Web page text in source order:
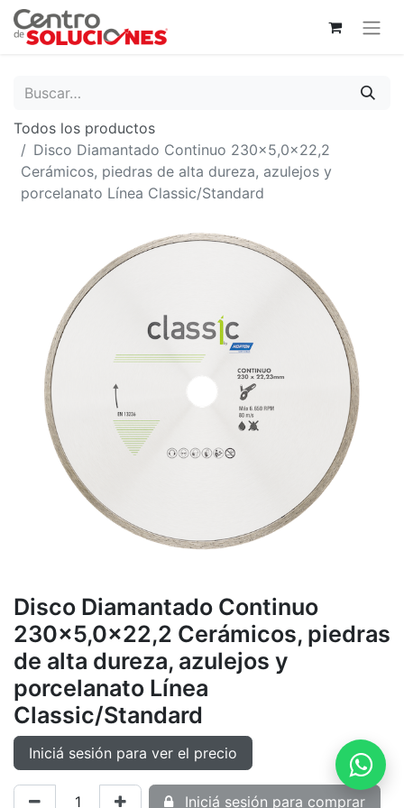
Todos los productos
Disco Diamantado Continuo 230x5,0x22,2
Cerámicos, piedras de alta dureza, azulejos y
porcelanato Línea Classic/Standard
Disco Diamantado Continuo
230x5,0x22,2 Cerámicos, piedras
de alta dureza, azulejos y
porcelanato Línea
Classic/Standard
Iniciá sesión para ver el precio
Iniciá sesión para comprar